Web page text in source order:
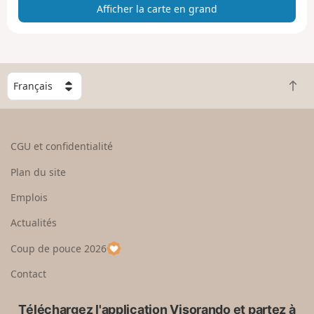
t
e
g
n
Afficher la carte en grand
C
o
e
u
p
a
R
e
CGU et confidentialité
Plan du site
Emplois
Actualités
Coup de pouce 2026
Contact
Téléchargez l'application Visorando et partez à